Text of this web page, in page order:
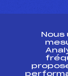
ESPACE
Ressources
Nous